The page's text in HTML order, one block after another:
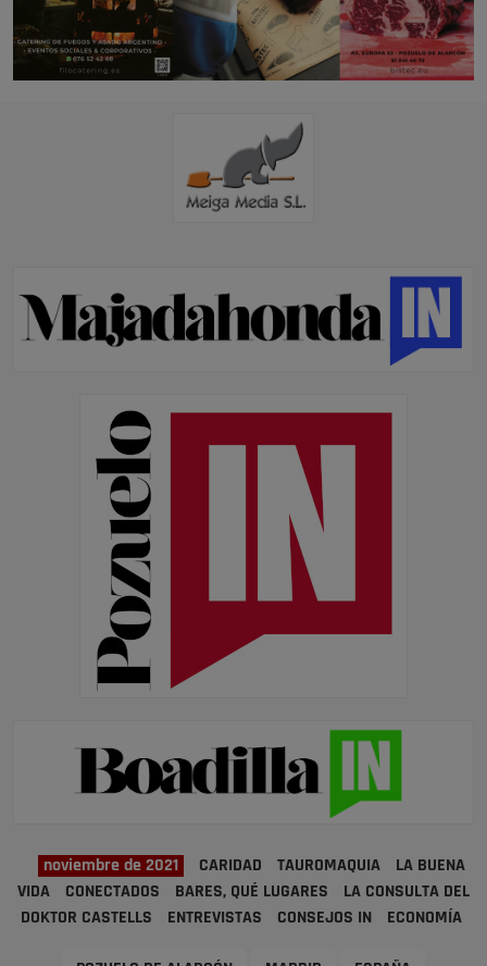
noviembre de 2021 CARIDAD TAUROMAQUIA
LA BUENA
VIDA
CONECTADOS BARES, QUÉ LUGARES
LA CONSULTA DEL
DOKTOR CASTELLS
ENTREVISTAS CONSEJOS IN ECONOMÍA